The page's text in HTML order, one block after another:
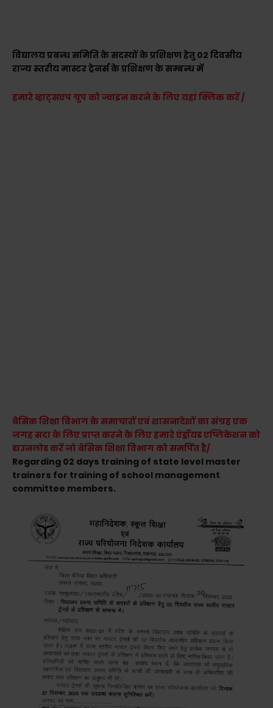
विद्यालय प्रबन्ध समिति के सदस्यों के प्रशिक्षण हेतु 02 दिवसीय
राज्य स्तरीय मास्टर ट्रेनर्स के प्रशिक्षण के सम्बन्ध में
हमारे व्हाट्सएप ग्रुप को ज्वाइन करने के लिए यहां क्लिक करें /
बेसिक शिक्षा विभाग के समाचारों एवं शासनादेशों का संग्रह एक
जगह सदा के लिए प्राप्त करने के लिए हमारे एंड्रॉयड एप्लिकेशन को
डाउनलोड करें जो बेसिक शिक्षा विभाग को समर्पित है/
Regarding 02 days training of state level master
trainers for training of school management
committee members.